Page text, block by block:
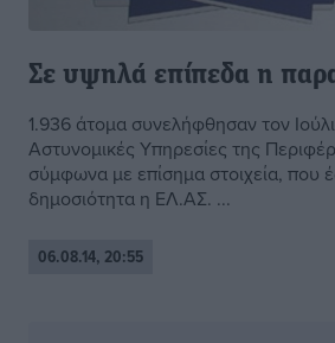
Σε υψηλά επίπεδα η
1.936 άτομα συνελήφθησαν τον
Αστυνομικές Υπηρεσίες της
σύμφωνα με επίσημα στοιχεία, που
δημοσιότητα η ΕΛ.ΑΣ. ...
06.08.14, 20:55